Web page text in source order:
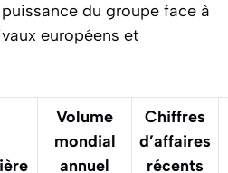
du groupe face à
européens et
Volume
mondial
annuel
Chiffres
d’affaires
récents